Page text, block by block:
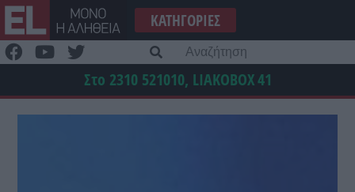
Μετάβαση
στο
περιεχόμενο
ΚΑΤΗΓΟΡΊΕΣ
Στο 2310 521010, LIAKOBOX41